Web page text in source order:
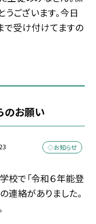
ございます。今日
で受け付けてますの
のお願い
◇お知らせ
校で「令和６年能登
連絡がありました。